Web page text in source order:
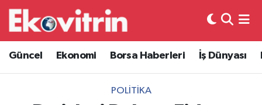
Güncel Ekonomi Borsa Haberleri İş Dünyası
POLITIKA
Güncel
Ekonomi
Borsa Haberleri
Hava Durumu
Trafik Durumu
Süper Lig Puan Durumu ve Fikstür